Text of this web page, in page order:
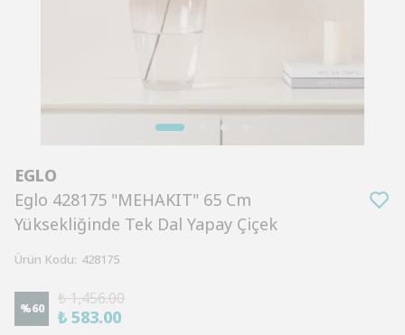
EGLO
Eglo 428175 "MEHAKIT" 65 Cm
Yüksekliğinde Tek Dal Yapay Çiçek
Ürün Kodu: 428175
%60
₺ 1,456.00
₺ 583.00